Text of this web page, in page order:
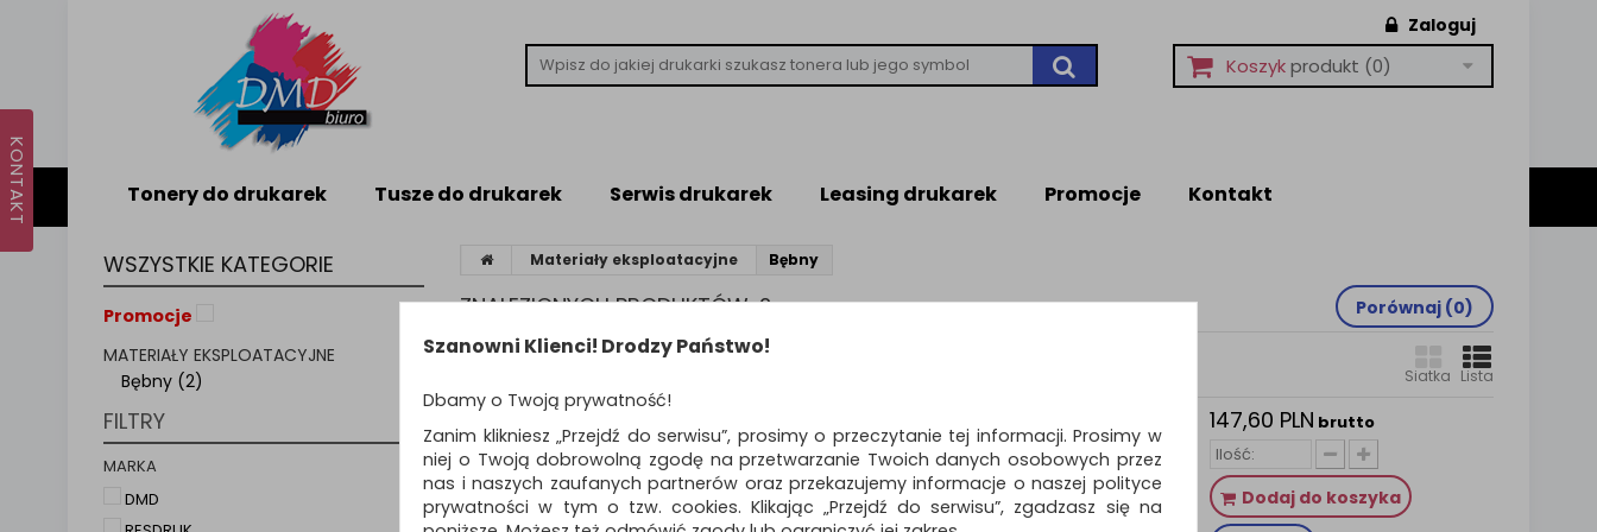
Zaloguj
Koszykprodukt (0)
Tonery do drukarek Tusze do drukarek Serwis drukarek Leasing drukarek Promocje Kontakt
WSZYSTKIE KATEGORIE
Promocje
MATERIAŁY EKSPLOATACYJNE
Bębny (2)
FILTRY
MARKA
DMD
Materiały eksploatacyjne Bębny
ZNALEZIONYCH PRODUKTÓW: 2 Porównaj (0)
Siatka Lista
2150N/HL2140/HL2170W
RESDRUK DR-2401
BĘBEN DO BROTHER HL-
2150N/HL2140/HL2170W RESDRUK DR-2401
147,60 PLN brutto
Dodaj do koszyka
Szanowni Klienci! Drodzy Państwo!
Dbamy o Twoją prywatność!
Zanim klikniesz „Przejdź do serwisu”, prosimy o przeczytanie tej informacji. Prosimy w
niej o Twoją dobrowolną zgodę na przetwarzanie Twoich danych osobowych przez
nas i naszych zaufanych partnerów oraz przekazujemy informacje o naszej polityce
prywatności w tym o tzw. cookies. Klikając „Przejdź do serwisu”, zgadzasz się na